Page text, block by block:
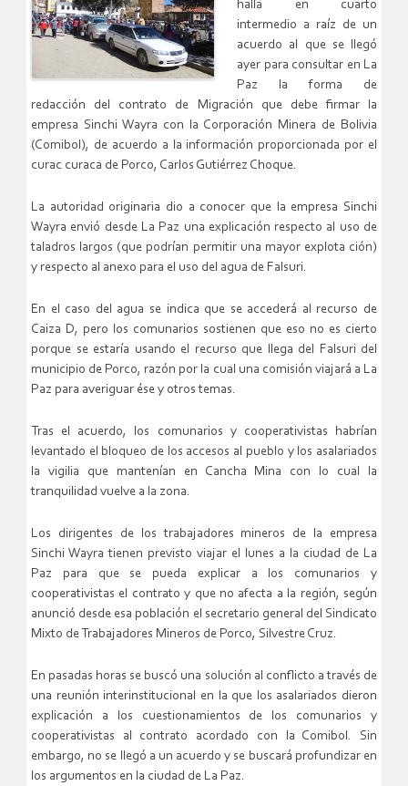
halla en cuarto
intermedio a raíz de un
acuerdo al que se llegó
ayer para consultar en La
Paz la forma de
redacción del contrato de Migración que debe firmar la
empresa Sinchi Wayra con la Corporación Minera de Bolivia
(Comibol), de acuerdo a la información proporcionada por el
curac curaca de Porco, Carlos Gutiérrez Choque.
La autoridad originaria dio a conocer que la empresa Sinchi
Wayra envió desde La Paz una explicación respecto al uso de
taladros largos (que podrían permitir una mayor explota ción)
y respecto al anexo para el uso del agua de Falsuri.
En el caso del agua se indica que se accederá al recurso de
Caiza D, pero los comunarios sostienen que eso no es cierto
porque se estaría usando el recurso que llega del Falsuri del
municipio de Porco, razón por la cual una comisión viajará a La
Paz para averiguar ése y otros temas.
Tras el acuerdo, los comunarios y cooperativistas habrían
levantado el bloqueo de los accesos al pueblo y los asalariados
la vigilia que mantenían en Cancha Mina con lo cual la
tranquilidad vuelve a la zona.
Los dirigentes de los trabajadores mineros de la empresa
Sinchi Wayra tienen previsto viajar el lunes a la ciudad de La
Paz para que se pueda explicar a los comunarios y
cooperativistas el contrato y que no afecta a la región, según
anunció desde esa población el secretario general del Sindicato
Mixto de Trabajadores Mineros de Porco, Silvestre Cruz.
En pasadas horas se buscó una solución al conflicto a través de
una reunión interinstitucional en la que los asalariados dieron
explicación a los cuestionamientos de los comunarios y
cooperativistas al contrato acordado con la Comibol. Sin
embargo, no se llegó a un acuerdo y se buscará profundizar en
los argumentos en la ciudad de La Paz.